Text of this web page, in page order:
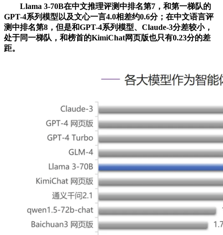
Llama 3-70B在中文推理评测中排名第7，和第一梯队的
GPT-4系列模型以及文心一言4.0相差约0.6分；在中文语言评
测中排名第8，但是和GPT-4系列模型、Claude-3分差较小，
处于同一梯队，和榜首的KimiChat网页版也只有0.23分的差
距。